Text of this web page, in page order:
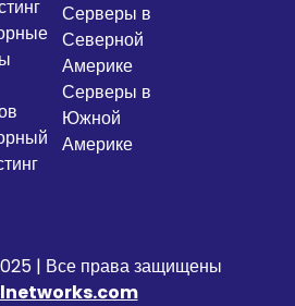
Серверы в
Северной
Америке
Серверы в
Южной
Америке
| Все права защищены